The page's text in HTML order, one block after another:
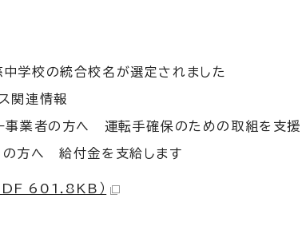
学校の統合校名が選定されました
関連情報
事業者の方へ 運転手確保のための取組を支援
の方へ 給付金を支給します
601.8KB）